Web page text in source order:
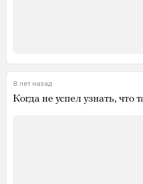
8 лет назад
Когда не успел узнать, что